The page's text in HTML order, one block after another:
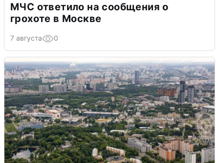
МЧС ответило на сообщения о
грохоте в Москве
7 августа 0